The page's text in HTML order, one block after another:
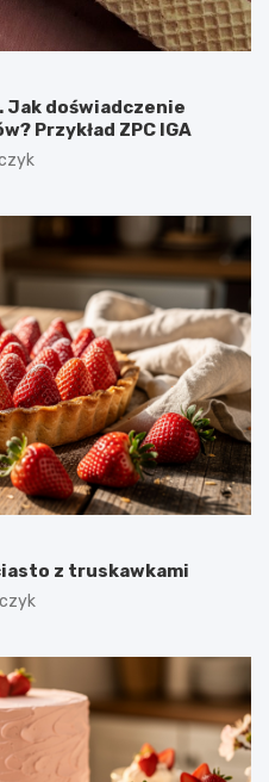
doświadczenie
Przykład ZPC IGA
z truskawkami